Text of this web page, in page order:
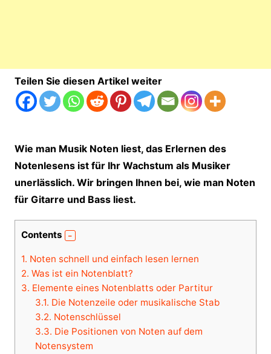
Teilen Sie diesen Artikel weiter
Wie man Musik Noten liest, das Erlernen des
Notenlesens ist für Ihr Wachstum als Musiker
unerlässlich. Wir bringen Ihnen bei, wie man Noten
für Gitarre und Bass liest.
Contents
1. Noten schnell und einfach lesen lernen
2. Was ist ein Notenblatt?
3. Elemente eines Notenblatts oder Partitur
3.1. Die Notenzeile oder musikalische Stab
3.2. Notenschlüssel
3.3. Die Positionen von Noten auf dem
Notensystem